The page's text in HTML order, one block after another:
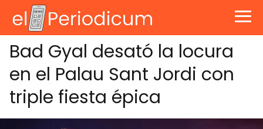
Bad Gyal desató la locura
en el Palau Sant Jordi con
triple fiesta épica